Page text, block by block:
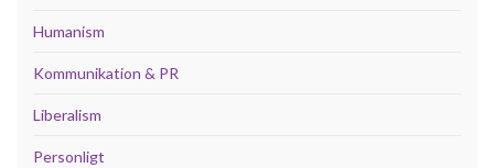
Humanism
Kommunikation & PR
Liberalism
Personligt